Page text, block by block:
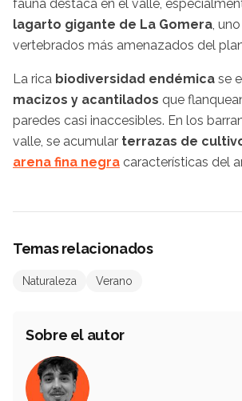
fauna destaca en el valle,
lagarto gigante de La Gomera ,
vertebrados más amenazados del
La rica biodiversidad endémica se
macizos y acantilados que
paredes casi inaccesibles. En los
valle, se acumular terrazas de
arena fina negra características del
Temas relacionados
Naturaleza Verano
Sobre el autor